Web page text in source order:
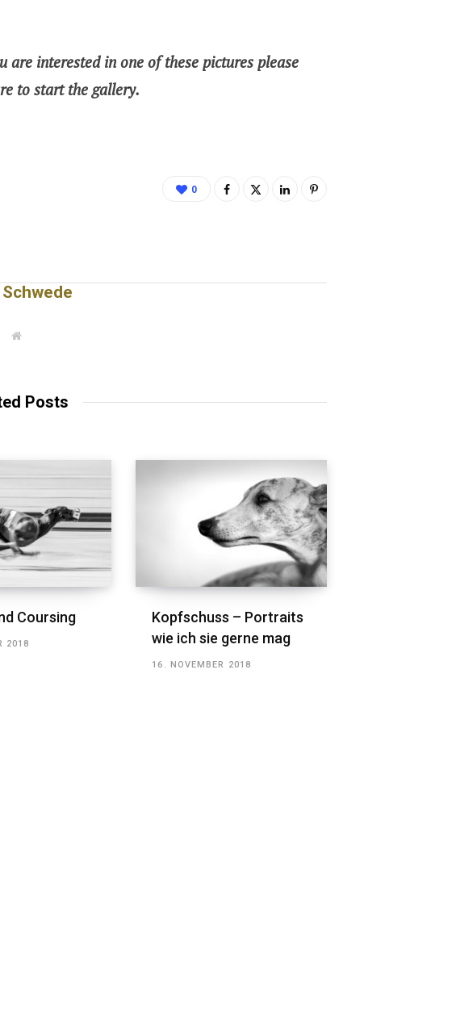
are interested in one of these pictures please
to start the gallery.
0
W
Posts
Coursing
2018
Kopfschuss – Portraits
wie ich sie gerne mag
16. NOVEMBER 2018